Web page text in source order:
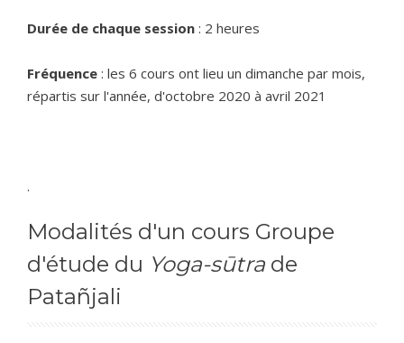
Durée de chaque session : 2 heures
Fréquence : les 6 cours ont lieu un dimanche par mois,
répartis sur l'année, d'octobre 2020 à avril 2021
.
Modalités d'un cours Groupe
d'étude du Yoga-sūtra de
Patañjali